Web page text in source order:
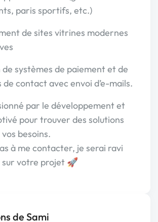
paris sportifs, etc.)
de sites vitrines modernes
systèmes de paiement et de
contact avec envoi d’e-mails.
par le développement et
pour trouver des solutions
besoins.
à me contacter, je serai ravi
sur votre projet 🚀
de Sami